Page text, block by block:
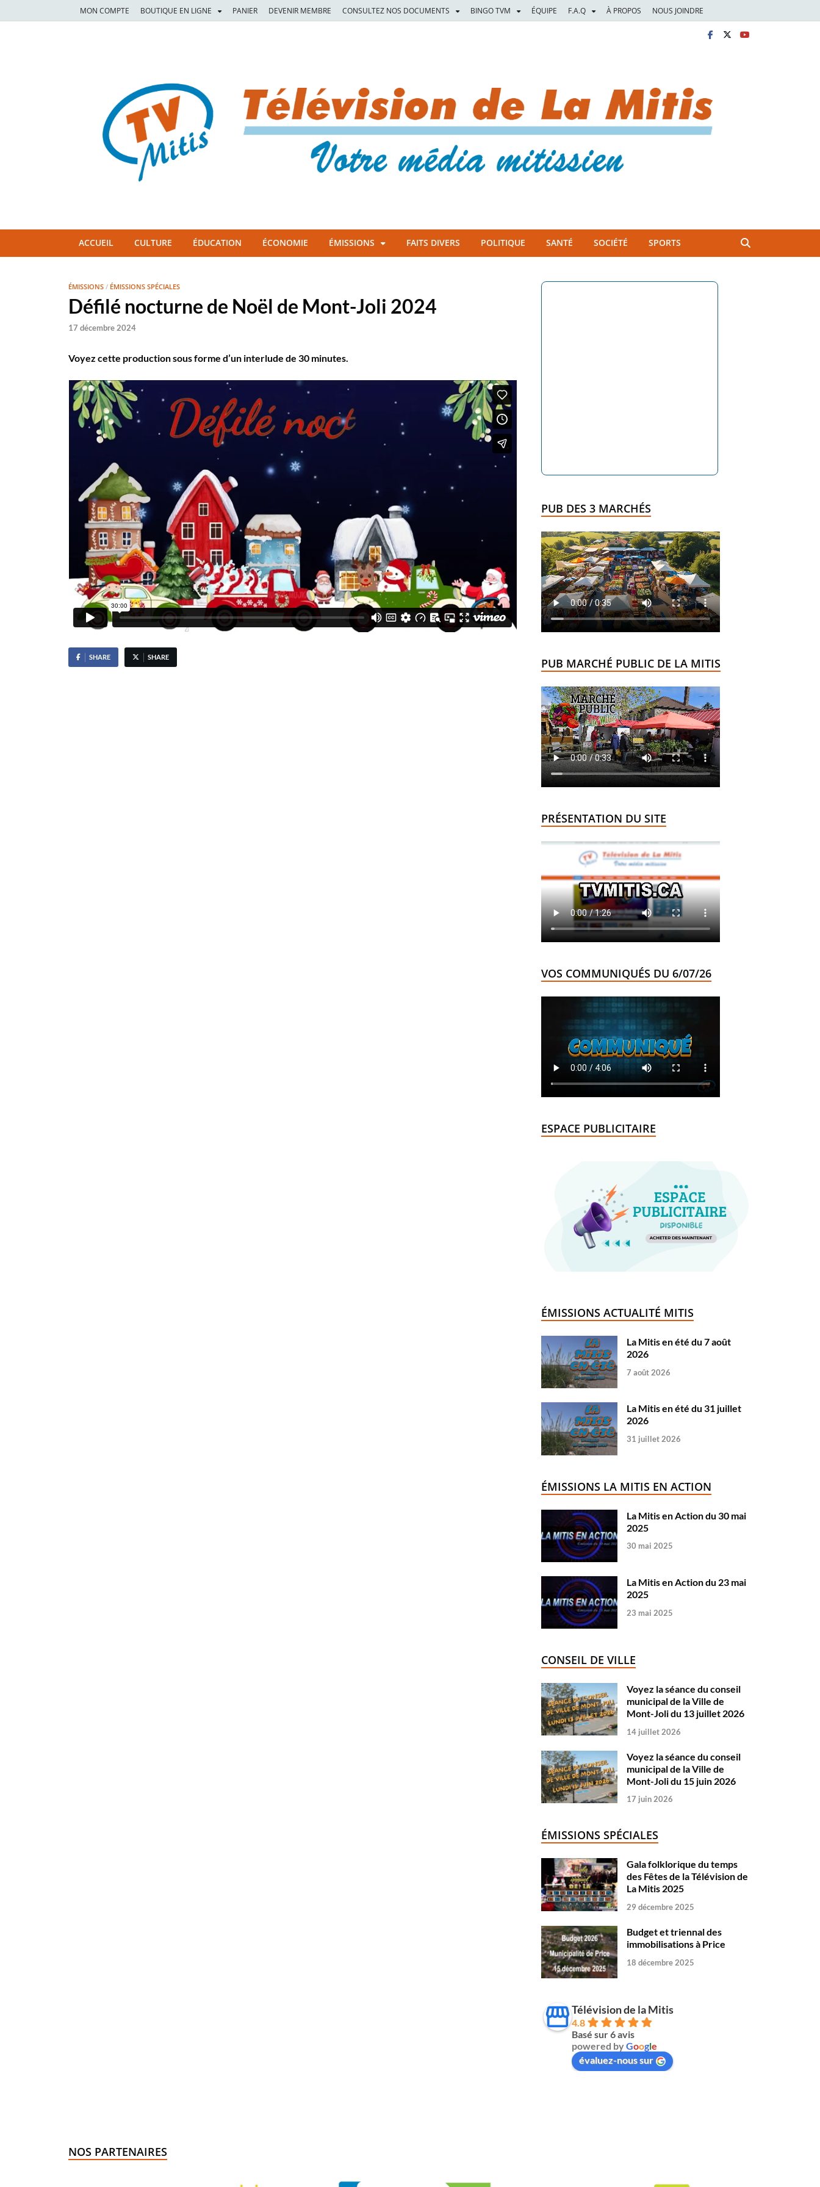
MON COMPTE BOUTIQUE EN LIGNE PANIER DEVENIR MEMBRE CONSULTEZ NOS DOCUMENTS BINGO TVM ÉQUIPE F.A.Q À PROPOS NOUS JOINDRE
TVM
ACCUEIL CULTURE ÉDUCATION ÉCONOMIE ÉMISSIONS FAITS DIVERS POLITIQUE SANTÉ SOCIÉTÉ SPORTS
ÉMISSIONS / ÉMISSIONS SPÉCIALES
Défilé nocturne de Noël de Mont-Joli 2024
17 décembre 2024
Voyez cette production sous forme d’un interlude de 30 minutes.
SHARE SHARE
PUB DES 3 MARCHÉS
PUB MARCHÉ PUBLIC DE LA MITIS
PRÉSENTATION DU SITE
VOS COMMUNIQUÉS DU 6/07/26
ESPACE PUBLICITAIRE
ÉMISSIONS ACTUALITÉ MITIS
La Mitis en été du 7 août
2026
7 août 2026
La Mitis en été du 31 juillet
2026
31 juillet 2026
ÉMISSIONS LA MITIS EN ACTION
La Mitis en Action du 30 mai
2025
30 mai 2025
La Mitis en Action du 23 mai
2025
23 mai 2025
CONSEIL DE VILLE
Voyez la séance du conseil
municipal de la Ville de
Mont-Joli du 13 juillet 2026
14 juillet 2026
Voyez la séance du conseil
municipal de la Ville de
Mont-Joli du 15 juin 2026
17 juin 2026
ÉMISSIONS SPÉCIALES
Gala folklorique du temps
des Fêtes de la Télévision de
La Mitis 2025
29 décembre 2025
Budget et triennal des
immobilisations à Price
18 décembre 2025
Télévision de la Mitis
4.8
Basé sur 6 avis
powered byGoogle
évaluez-nous sur
NOS PARTENAIRES